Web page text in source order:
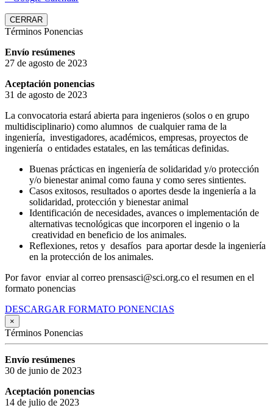
CERRAR
Términos Ponencias
Envío resúmenes
27 de agosto de 2023
Aceptación ponencias
31 de agosto de 2023
La convocatoria estará abierta para ingenieros (solos o en grupo
multidisciplinario) como alumnos de cualquier rama de la
ingeniería, investigadores, académicos, empresas, proyectos de
ingeniería o entidades estatales, en las temáticas definidas.
Buenas prácticas en ingeniería de solidaridad y/o protección
y/o bienestar animal como fauna y como seres sintientes.
Casos exitosos, resultados o aportes desde la ingeniería a la
solidaridad, protección y bienestar animal
Identificación de necesidades, avances o implementación de
alternativas tecnológicas que incorporen el ingenio o la
creatividad en beneficio de los animales.
Reflexiones, retos y desafíos para aportar desde la ingeniería
en la protección de los animales.
Por favor enviar al correo prensasci@sci.org.co el resumen en el
formato ponencias
DESCARGAR FORMATO PONENCIAS
×
Términos Ponencias
Envío resúmenes
30 de junio de 2023
Aceptación ponencias
14 de julio de 2023